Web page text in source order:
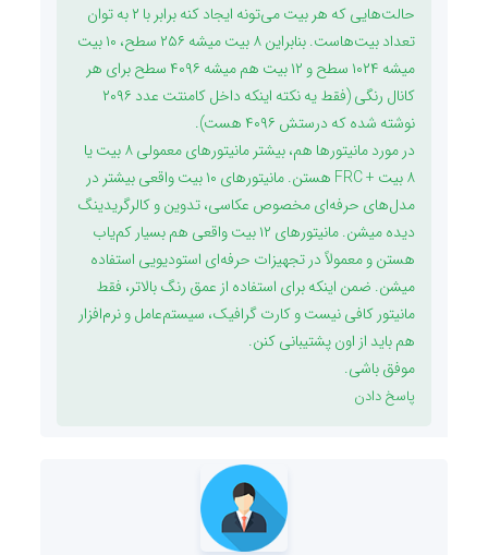
حالت‌هایی که هر بیت می‌تونه ایجاد کنه برابر با ۲ به توان
تعداد بیت‌هاست. بنابراین ۸ بیت میشه ۲۵۶ سطح، ۱۰ بیت
میشه ۱۰۲۴ سطح و ۱۲ بیت هم میشه ۴۰۹۶ سطح برای هر
کانال رنگی (فقط یه نکته اینکه داخل کامنتت عدد ۲۰۹۶
نوشته شده که درستش ۴۰۹۶ هست).
در مورد مانیتورها هم، بیشتر مانیتورهای معمولی ۸ بیت یا
۸ بیت + FRC هستن. مانیتورهای ۱۰ بیت واقعی بیشتر در
مدل‌های حرفه‌ای مخصوص عکاسی، تدوین و کالرگریدینگ
دیده میشن. مانیتورهای ۱۲ بیت واقعی هم بسیار کم‌یاب
هستن و معمولاً در تجهیزات حرفه‌ای استودیویی استفاده
میشن. ضمن اینکه برای استفاده از عمق رنگ بالاتر، فقط
مانیتور کافی نیست و کارت گرافیک، سیستم‌عامل و نرم‌افزار
هم باید از اون پشتیبانی کنن.
موفق باشی.
پاسخ دادن